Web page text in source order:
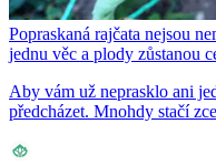
Popraskaná rajčata nejsou
jednu věc a plody zůstanou
Aby vám už neprasklo ani
předcházet. Mnohdy stačí